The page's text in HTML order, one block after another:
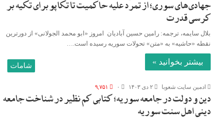
جهادی‌های سوری؛ از تمرّد علیه حاکمیت تا تکاپو برای تکیه بر
کرسی قدرت
بلال سایمه، ترجمه: رامین حسین آبادیان امروز «ابو محمد الجولانی» از دورترین
نقطه «حاشیه» به «متن» تحولات سوریه رسیده است.…
بیشتر بخوانید » شامات
ادمین سایت شعوبا ۲ دی ۱۴۰۳ ۰ ۹,۷۵۱
دین و دولت در جامعه سوریه؛ کتابی کم نظیر در شناخت جامعه
دینی اهل سنت سوریه